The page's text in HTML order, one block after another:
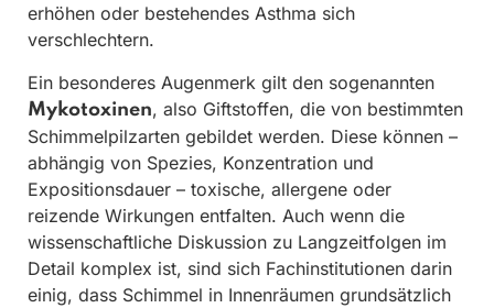
erhöhen oder bestehendes Asthma sich
verschlechtern.
Ein besonderes Augenmerk gilt den sogenannten
Mykotoxinen, also Giftstoffen, die von bestimmten
Schimmelpilzarten gebildet werden. Diese können –
abhängig von Spezies, Konzentration und
Expositionsdauer – toxische, allergene oder
reizende Wirkungen entfalten. Auch wenn die
wissenschaftliche Diskussion zu Langzeitfolgen im
Detail komplex ist, sind sich Fachinstitutionen darin
einig, dass Schimmel in Innenräumen grundsätzlich